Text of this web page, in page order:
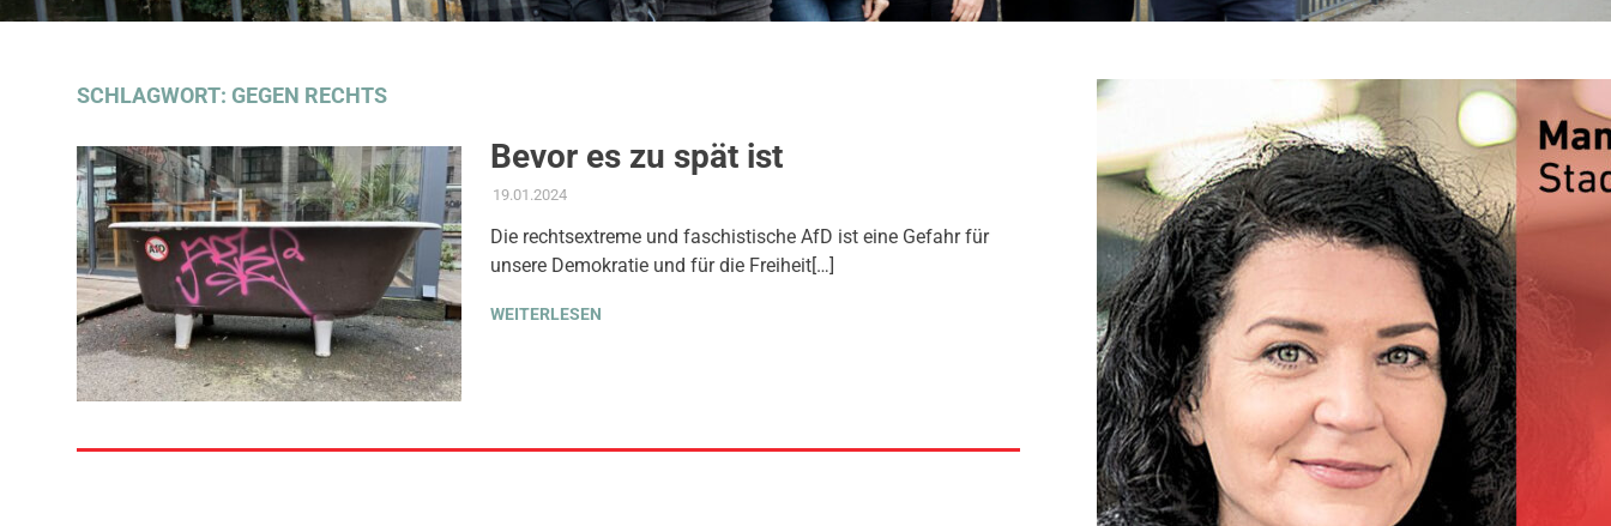
SCHLAGWORT: GEGEN RECHTS
Bevor es zu spät ist
19.01.2024 GLEICHSTELLUNG UND VIELFALT,KOMMUNALE FINANZEN,THEMEN
Die rechtsextreme und faschistische AfD ist eine Gefahr für
unsere Demokratie und für die Freiheit[…]
WEITERLESEN